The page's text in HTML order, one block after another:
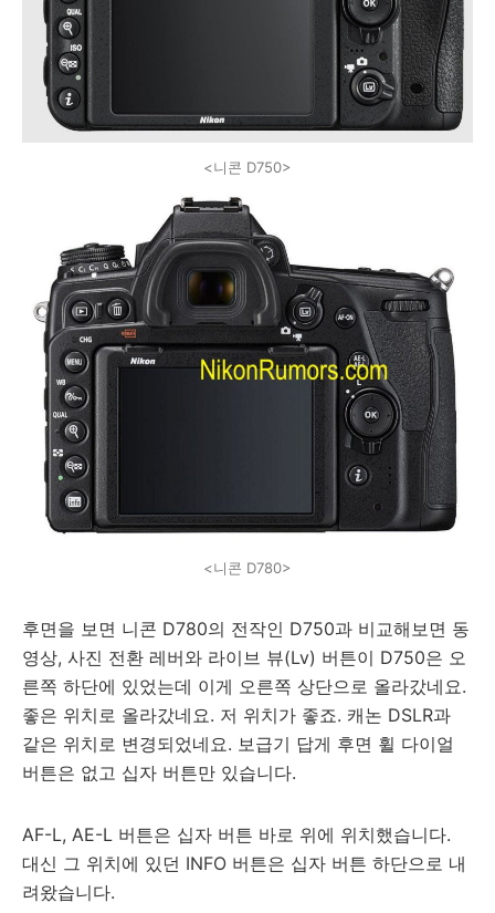
<니콘 D750>
<니콘 D780>
후면을 보면 니콘 D780의 전작인 D750과 비교해보면 동
영상, 사진 전환 레버와 라이브 뷰(Lv) 버튼이 D750은 오
른쪽 하단에 있었는데 이게 오른쪽 상단으로 올라갔네요.
좋은 위치로 올라갔네요. 저 위치가 좋죠. 캐논 DSLR과
같은 위치로 변경되었네요. 보급기 답게 후면 휠 다이얼
버튼은 없고 십자 버튼만 있습니다.
AF-L, AE-L 버튼은 십자 버튼 바로 위에 위치했습니다.
대신 그 위치에 있던 INFO 버튼은 십자 버튼 하단으로 내
려왔습니다.